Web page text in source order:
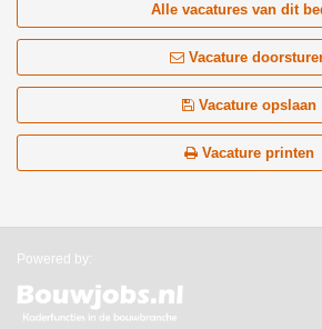
Alle vacatures van dit
Vacature
Vacature opslaan
Vacature printen
Powered by: